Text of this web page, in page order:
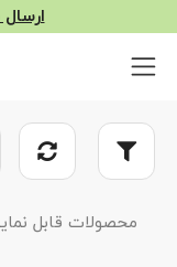
محصولات قابل